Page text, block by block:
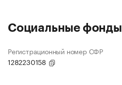
Социальные фонды
Регистрационный номер СФР
1282230158